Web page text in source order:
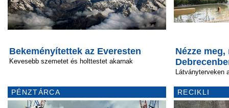
Bekeményítettek az Everesten
Kevesebb szemetet és holttestet akarnak
PÉNZTÁRCA
Nézze
Látványterveken
RECIKLI